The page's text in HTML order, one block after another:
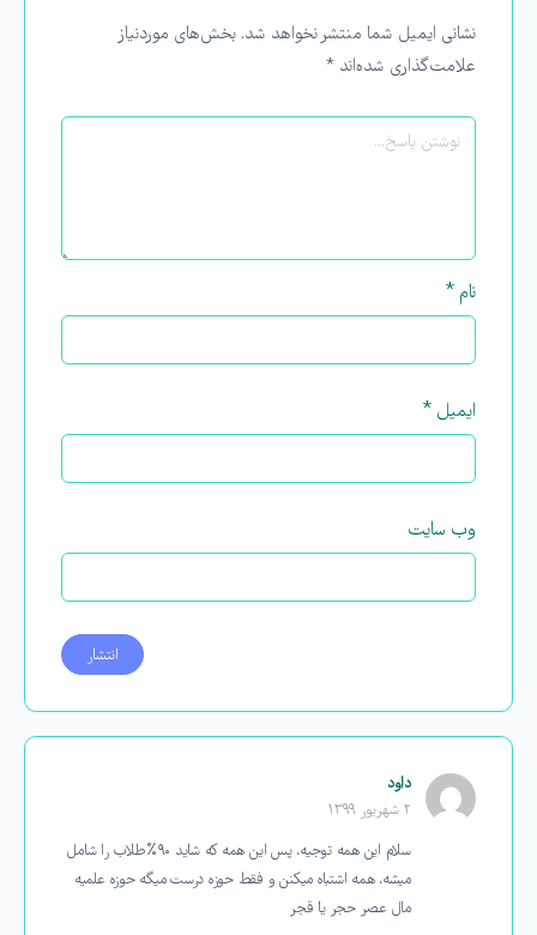
نشانی ایمیل شما منتشر نخواهد شد. بخش‌های موردنیاز
علامت‌گذاری شده‌اند *
نام *
ایمیل *
وب‌ سایت
داود
۲ شهریور ۱۳۹۹
سلام این همه توجیه، پس این همه که شاید ۹۰%طلاب را شامل
میشه، همه اشتباه میکنن و فقط حوزه درست میگه حوزه علمیه
مال عصر حجر یا قجر